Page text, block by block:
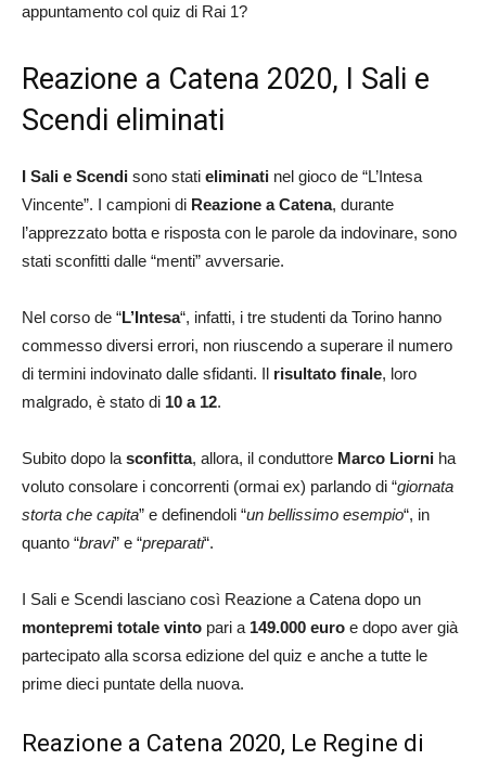
appuntamento col quiz di Rai 1?
Reazione a Catena 2020, I Sali e
Scendi eliminati
I Sali e Scendi sono stati eliminati nel gioco de “L’Intesa
Vincente”. I campioni di Reazione a Catena, durante
l’apprezzato botta e risposta con le parole da indovinare, sono
stati sconfitti dalle “menti” avversarie.
Nel corso de “L’Intesa“, infatti, i tre studenti da Torino hanno
commesso diversi errori, non riuscendo a superare il numero
di termini indovinato dalle sfidanti. Il risultato finale, loro
malgrado, è stato di 10 a 12.
Subito dopo la sconfitta, allora, il conduttore Marco Liorni ha
voluto consolare i concorrenti (ormai ex) parlando di “giornata
storta che capita” e definendoli “un bellissimo esempio“, in
quanto “bravi” e “preparati“.
I Sali e Scendi lasciano così Reazione a Catena dopo un
montepremi totale vinto pari a 149.000 euro e dopo aver già
partecipato alla scorsa edizione del quiz e anche a tutte le
prime dieci puntate della nuova.
Reazione a Catena 2020, Le Regine di